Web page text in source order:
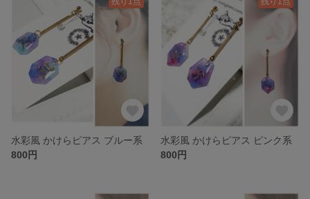
水彩風 かけらピアス ブルー系
800円
水彩風 かけらピアス ピンク系
800円